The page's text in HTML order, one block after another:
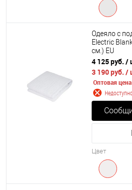
Одеяло с
Electric
см.) EU
4 125 руб. /
3 190 руб. /
Оптовая цена
Цвет